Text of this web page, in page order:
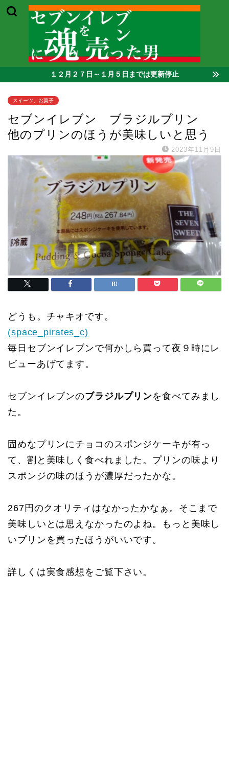
１２月２７日～１月５日までは更新停止
スイーツ、お菓子
セブンイレブン ブラジルプリン
他のプリンのほうが美味しいと思う
2023年11月9日
どうも。チャキオです。
(space_pirates_c)
毎日セブンイレブンで何かしら買って夜９時にレ
ビューあげてます。
セブンイレブンのブラジルプリンを食べてみまし
た。
固めなプリンにチョコのスポンジケーキが有っ
て、割と美味しく食べれました。プリンの味より
スポンジの味のほうが濃厚だったかな。
267円のクオリティはなかったかなぁ。そこまで
美味しいとは思えなかったのよね。もっと美味し
いプリンを買ったほうがいいです。
詳しくは実食感想をご覧下さい。